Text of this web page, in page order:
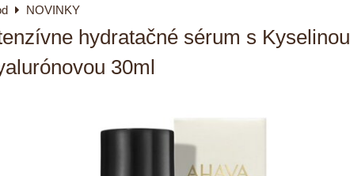
NOVINKY
hydratačné sérum s Kyselinou
30ml